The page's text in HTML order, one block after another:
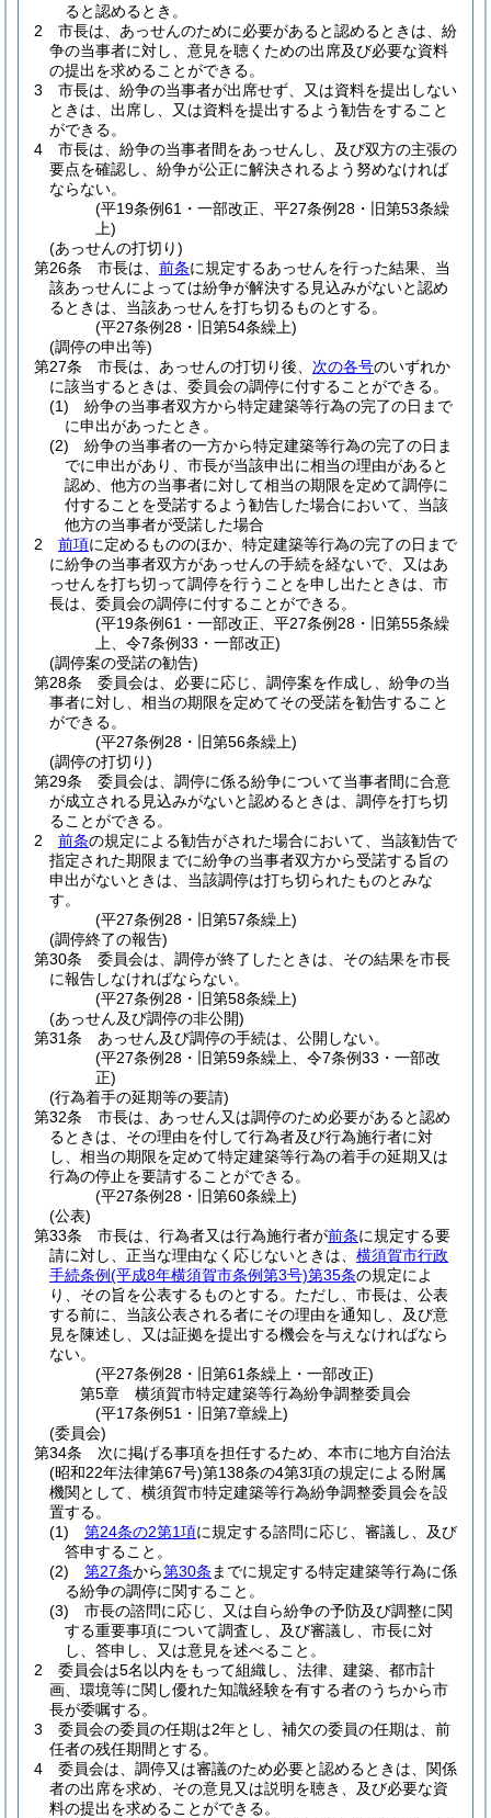
ると認めるとき。
2
市長は、あっせんのために必要があると認めるときは、紛
争の当事者に対し、意見を聴くための出席及び必要な資料
の提出を求めることができる。
3
市長は、紛争の当事者が出席せず、又は資料を提出しない
ときは、出席し、又は資料を提出するよう勧告をすること
ができる。
4
市長は、紛争の当事者間をあっせんし、及び双方の主張の
要点を確認し、紛争が公正に解決されるよう努めなければ
ならない。
(平19条例61・一部改正、平27条例28・旧第53条繰
上)
(あっせんの打切り)
第26条
市長は、 前条に規定するあっせんを行った結果、当
該あっせんによっては紛争が解決する見込みがないと認め
るときは、当該あっせんを打ち切るものとする。
(平27条例28・旧第54条繰上)
(調停の申出等)
第27条
市長は、あっせんの打切り後、 次の各号のいずれか
に該当するときは、委員会の調停に付することができる。
(1)
紛争の当事者双方から特定建築等行為の完了の日まで
に申出があったとき。
(2)
紛争の当事者の一方から特定建築等行為の完了の日ま
でに申出があり、市長が当該申出に相当の理由があると
認め、他方の当事者に対して相当の期限を定めて調停に
付することを受諾するよう勧告した場合において、当該
他方の当事者が受諾した場合
2
前項に定めるもののほか、特定建築等行為の完了の日まで
に紛争の当事者双方があっせんの手続を経ないで、又はあ
っせんを打ち切って調停を行うことを申し出たときは、市
長は、委員会の調停に付することができる。
(平19条例61・一部改正、平27条例28・旧第55条繰
上、令7条例33・一部改正)
(調停案の受諾の勧告)
第28条
委員会は、必要に応じ、調停案を作成し、紛争の当
事者に対し、相当の期限を定めてその受諾を勧告すること
ができる。
(平27条例28・旧第56条繰上)
(調停の打切り)
第29条
委員会は、調停に係る紛争について当事者間に合意
が成立される見込みがないと認めるときは、調停を打ち切
ることができる。
2
前条の規定による勧告がされた場合において、当該勧告で
指定された期限までに紛争の当事者双方から受諾する旨の
申出がないときは、当該調停は打ち切られたものとみな
す。
(平27条例28・旧第57条繰上)
(調停終了の報告)
第30条
委員会は、調停が終了したときは、その結果を市長
に報告しなければならない。
(平27条例28・旧第58条繰上)
(あっせん及び調停の非公開)
第31条
あっせん及び調停の手続は、公開しない。
(平27条例28・旧第59条繰上、令7条例33・一部改
正)
(行為着手の延期等の要請)
第32条
市長は、あっせん又は調停のため必要があると認め
るときは、その理由を付して行為者及び行為施行者に対
し、相当の期限を定めて特定建築等行為の着手の延期又は
行為の停止を要請することができる。
(平27条例28・旧第60条繰上)
(公表)
第33条
市長は、行為者又は行為施行者が前条に規定する要
請に対し、正当な理由なく応じないときは、 横須賀市行政
手続条例(平成8年横須賀市条例第3号)第35条の規定によ
り、その旨を公表するものとする。 ただし、市長は、公表
する前に、当該公表される者にその理由を通知し、及び意
見を陳述し、又は証拠を提出する機会を与えなければなら
ない。
(平27条例28・旧第61条繰上・一部改正)
第5章
横須賀市特定建築等行為紛争調整委員会
(平17条例51・旧第7章繰上)
(委員会)
第34条
次に掲げる事項を担任するため、本市に地方自治法
(昭和22年法律第67号)第138条の4第3項の規定による附属
機関として、横須賀市特定建築等行為紛争調整委員会を設
置する。
(1)
第24条の2第1項に規定する諮問に応じ、審議し、及び
答申すること。
(2)
第27条から第30条 までに規定する特定建築等行為に係
る紛争の調停に関すること。
(3)
市長の諮問に応じ、又は自ら紛争の予防及び調整に関
する重要事項について調査し、及び審議し、市長に対
し、答申し、又は意見を述べること。
2
委員会は5名以内をもって組織し、法律、建築、都市計
画、環境等に関し優れた知識経験を有する者のうちから市
長が委嘱する。
3
委員会の委員の任期は2年とし、補欠の委員の任期は、前
任者の残任期間とする。
4
委員会は、調停又は審議のため必要と認めるときは、関係
者の出席を求め、その意見又は説明を聴き、及び必要な資
料の提出を求めることができる。